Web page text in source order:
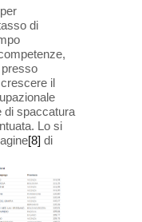
di
il
di spaccatura
Lo si
[8] di